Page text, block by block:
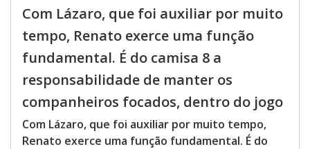
Com Lázaro, que foi auxiliar por muito
tempo, Renato exerce uma função
fundamental. É do camisa 8 a
responsabilidade de manter os
companheiros focados, dentro do jogo
Com Lázaro, que foi auxiliar por muito tempo,
Renato exerce uma função fundamental. É do